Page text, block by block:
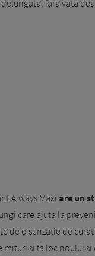
fara vata
Always Maxi are un
care ajuta la
de o senzatie de
si fa loc noului